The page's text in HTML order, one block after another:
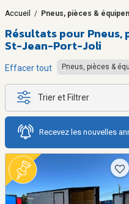
Accueil / Pneus, pièces &
Résultats pour Pneus,
St-Jean-Port-Joli
Effacer tout Pneus, pièces &
Trier et Filtrer
Recevez les nouvelles